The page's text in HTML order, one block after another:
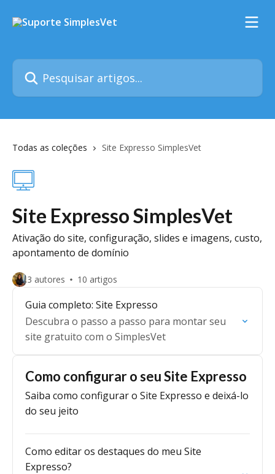
Pesquisar artigos...
Todas as coleções Site Expresso SimplesVet
Site Expresso SimplesVet
Ativação do site, configuração, slides e imagens, custo,
apontamento de domínio
3 autores 10 artigos
Guia completo: Site Expresso
Descubra o passo a passo para montar seu
site gratuito com o SimplesVet
Como configurar o seu Site Expresso
Saiba como configurar o Site Expresso e deixá-lo
do seu jeito
Como editar os destaques do meu Site
Expresso?